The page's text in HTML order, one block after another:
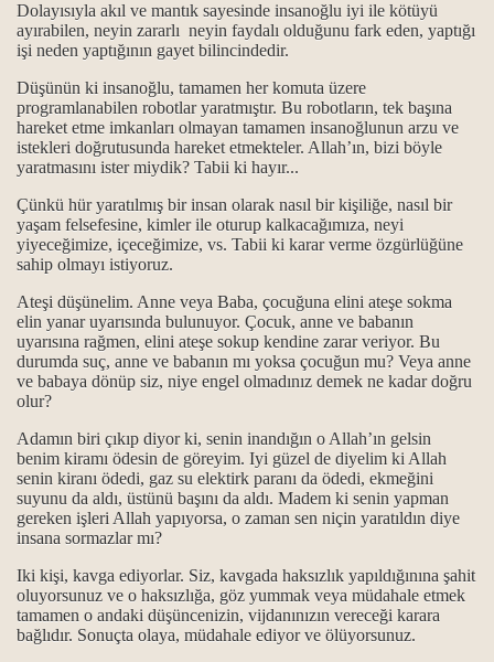
Dolayısıyla akıl ve mantık sayesinde insanoğlu iyi ile kötüyü
ayırabilen, neyin zararlı neyin faydalı olduğunu fark eden, yaptığı
işi neden yaptığının gayet bilincindedir.
Düşünün ki insanoğlu, tamamen her komuta üzere
programlanabilen robotlar yaratmıştır. Bu robotların, tek başına
hareket etme imkanları olmayan tamamen insanoğlunun arzu ve
istekleri doğrutusunda hareket etmekteler. Allah’ın, bizi böyle
yaratmasını ister miydik? Tabii ki hayır...
Çünkü hür yaratılmış bir insan olarak nasıl bir kişiliğe, nasıl bir
yaşam felsefesine, kimler ile oturup kalkacağımıza, neyi
yiyeceğimize, içeceğimize, vs. Tabii ki karar verme özgürlüğüne
sahip olmayı istiyoruz.
Ateşi düşünelim. Anne veya Baba, çocuğuna elini ateşe sokma
elin yanar uyarısında bulunuyor. Çocuk, anne ve babanın
uyarısına rağmen, elini ateşe sokup kendine zarar veriyor. Bu
durumda suç, anne ve babanın mı yoksa çocuğun mu? Veya anne
ve babaya dönüp siz, niye engel olmadınız demek ne kadar doğru
olur?
Adamın biri çıkıp diyor ki, senin inandığın o Allah’ın gelsin
benim kiramı ödesin de göreyim. Iyi güzel de diyelim ki Allah
senin kiranı ödedi, gaz su elektirk paranı da ödedi, ekmeğini
suyunu da aldı, üstünü başını da aldı. Madem ki senin yapman
gereken işleri Allah yapıyorsa, o zaman sen niçin yaratıldın diye
insana sormazlar mı?
Iki kişi, kavga ediyorlar. Siz, kavgada haksızlık yapıldığınına şahit
oluyorsunuz ve o haksızlığa, göz yummak veya müdahale etmek
tamamen o andaki düşüncenizin, vijdanınızın vereceği karara
bağlıdır. Sonuçta olaya, müdahale ediyor ve ölüyorsunuz.
manaları...
deyimi üzerine…
en güzel ibadet
kaynaklarla gelindi?